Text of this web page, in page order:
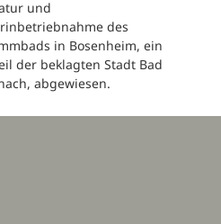
und
des
in Bosenheim, ein
der beklagten Stadt Bad
abgewiesen.